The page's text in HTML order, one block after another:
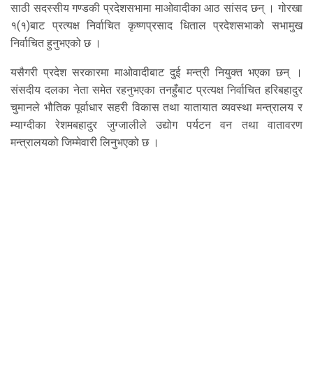
साठी सदस्सीय गण्डकी प्रदेशसभामा माओवादीका आठ सांसद छन् । गोरखा
१(१)बाट प्रत्यक्ष निर्वाचित कृष्णप्रसाद धिताल प्रदेशसभाको सभामुख
निर्वाचित हुनुभएको छ ।
यसैगरी प्रदेश सरकारमा माओवादीबाट दुई मन्त्री नियुक्त भएका छन् ।
संसदीय दलका नेता समेत रहनुभएका तनहुँबाट प्रत्यक्ष निर्वाचित हरिबहादुर
चुमानले भौतिक पूर्वाधार सहरी विकास तथा यातायात व्यवस्था मन्त्रालय र
म्याग्दीका रेशमबहादुर जुग्जालीले उद्योग पर्यटन वन तथा वातावरण
मन्त्रालयको जिम्मेवारी लिनुभएको छ ।